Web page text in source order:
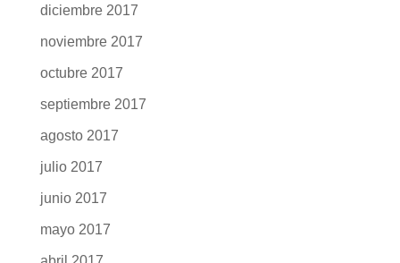
diciembre 2017
noviembre 2017
octubre 2017
septiembre 2017
agosto 2017
julio 2017
junio 2017
mayo 2017